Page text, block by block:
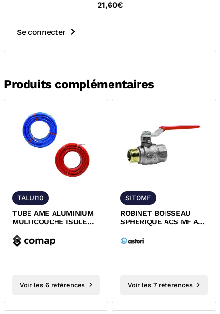
21,60€
Se connecter
Produits complémentaires
TALUI10
TUBE AME ALUMINIUM
MULTICOUCHE ISOLE
Voir les 6 références
SITOMF
ROBINET BOISSEAU
SPHERIQUE ACS MF A
SITOMF ASTORI
Voir les 7 références